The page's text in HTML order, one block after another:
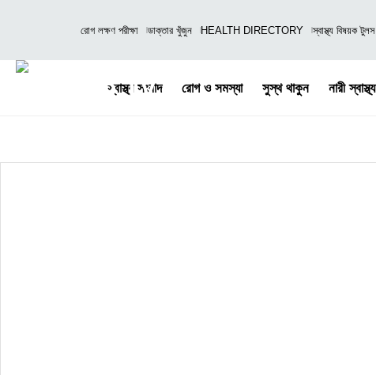
রোগ লক্ষণ পরীক্ষা ডাক্তার খুঁজুন HEALTH DIRECTORY স্বাস্থ্য বিষয়ক টুলস
স্বাস্থ্য সংবাদ রোগ ও সমস্যা সুস্থ থাকুন নারী স্বাস্থ্য